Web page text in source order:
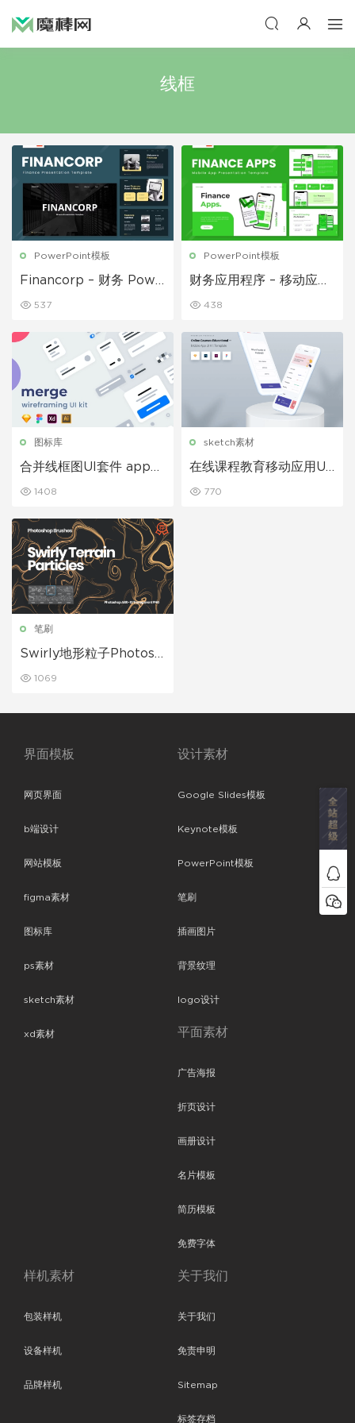
线框
PowerPoint模板
Financorp – 财务 Powe
537
PowerPoint模板
财务应用程序 – 移动应用
438
图标库
合并线框图UI套件 app原
1408
sketch素材
在线课程教育移动应用UI
770
笔刷
Swirly地形粒子Photosh
1069
界面模板
网页界面
b端设计
网站模板
figma素材
图标库
ps素材
sketch素材
xd素材
设计素材
Google Slides模板
Keynote模板
PowerPoint模板
笔刷
插画图片
背景纹理
logo设计
平面素材
广告海报
折页设计
画册设计
名片模板
简历模板
免费字体
样机素材
包装样机
设备样机
品牌样机
关于我们
关于我们
免责申明
Sitemap
标签存档